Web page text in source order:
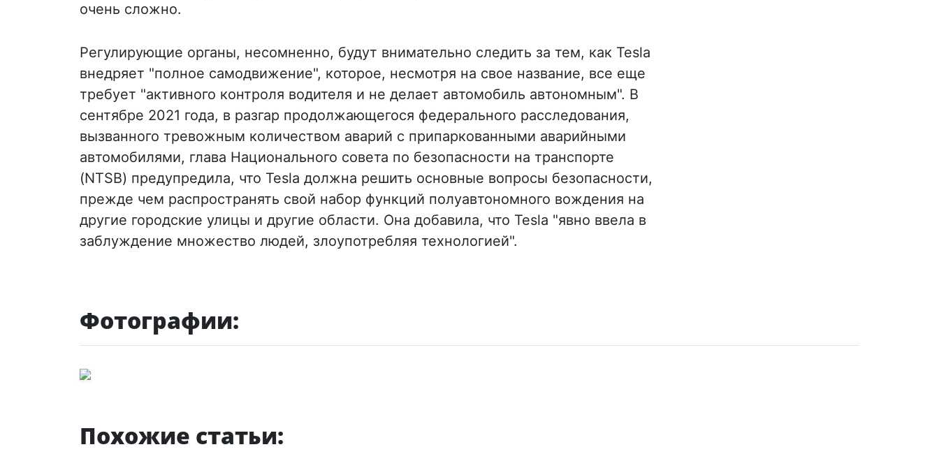
очень сложно.
Регулирующие органы, несомненно, будут внимательно следить за тем, как Tesla
внедряет "полное самодвижение", которое, несмотря на свое название, все еще
требует "активного контроля водителя и не делает автомобиль автономным". В
сентябре 2021 года, в разгар продолжающегося федерального расследования,
вызванного тревожным количеством аварий с припаркованными аварийными
автомобилями, глава Национального совета по безопасности на транспорте
(NTSB) предупредила, что Tesla должна решить основные вопросы безопасности,
прежде чем распространять свой набор функций полуавтономного вождения на
другие городские улицы и другие области. Она добавила, что Tesla "явно ввела в
заблуждение множество людей, злоупотребляя технологией".
Фотографии:
Похожие статьи: